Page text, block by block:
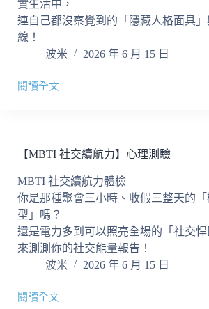
看
這
篇
險
遊
戲
實生活中，
連自己都沒察覺到的「隱藏人格面具
線！
波米
2026 年 6 月 15 日
閱讀全文
【黑
房】
理
測
驗
【MBTI 社交續航力】心理測驗
MBTI 社交續航力體檢
你是那種聚會三小時、收假三整天的
型」嗎？
還是電力多到可以照亮全場的「社交
來測測你的社交能量報告！
波米
2026 年 6 月 15 日
閱讀全文
【MBTI